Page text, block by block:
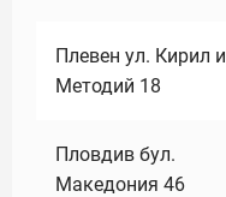
Плевен ул. Кирил и
Методий 18
Пловдив бул.
Македония 46